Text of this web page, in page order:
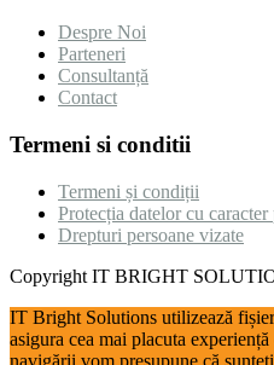
Despre Noi
Parteneri
Consultanță
Contact
Termeni si conditii
Termeni și condiții
Protecția datelor cu caracter
Drepturi persoane vizate
Copyright IT BRIGHT
IT Bright Solutions utilizează
asigura cea mai placuta
navigării vom presupune că